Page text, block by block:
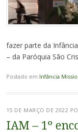
fazer parte da
– da Paróquia São
Postado em Infância
15 DE MARÇO DE 2022
IAM – 1º